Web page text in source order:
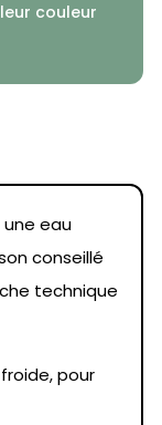
couleur
eau
conseillé
technique
pour